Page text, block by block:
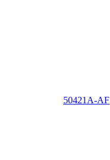
50421A-AF